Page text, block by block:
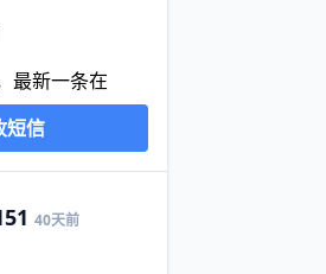
最新一条在
短信
40天前